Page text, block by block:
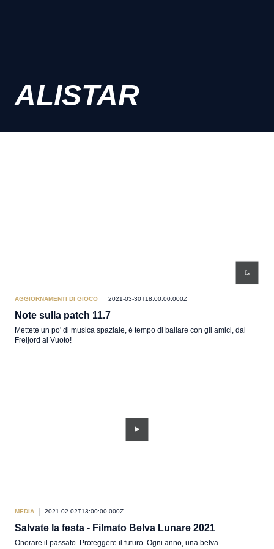
ALISTAR
AGGIORNAMENTI DI GIOCO 2021-03-30T18:00:00.000Z
Note sulla patch 11.7
Mettete un po' di musica spaziale, è tempo di ballare con gli amici, dal
Freljord al Vuoto!
MEDIA 2021-02-02T13:00:00.000Z
Salvate la festa - Filmato Belva Lunare 2021
Onorare il passato. Proteggere il futuro. Ogni anno, una belva